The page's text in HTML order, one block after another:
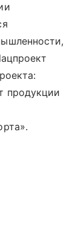
продукции